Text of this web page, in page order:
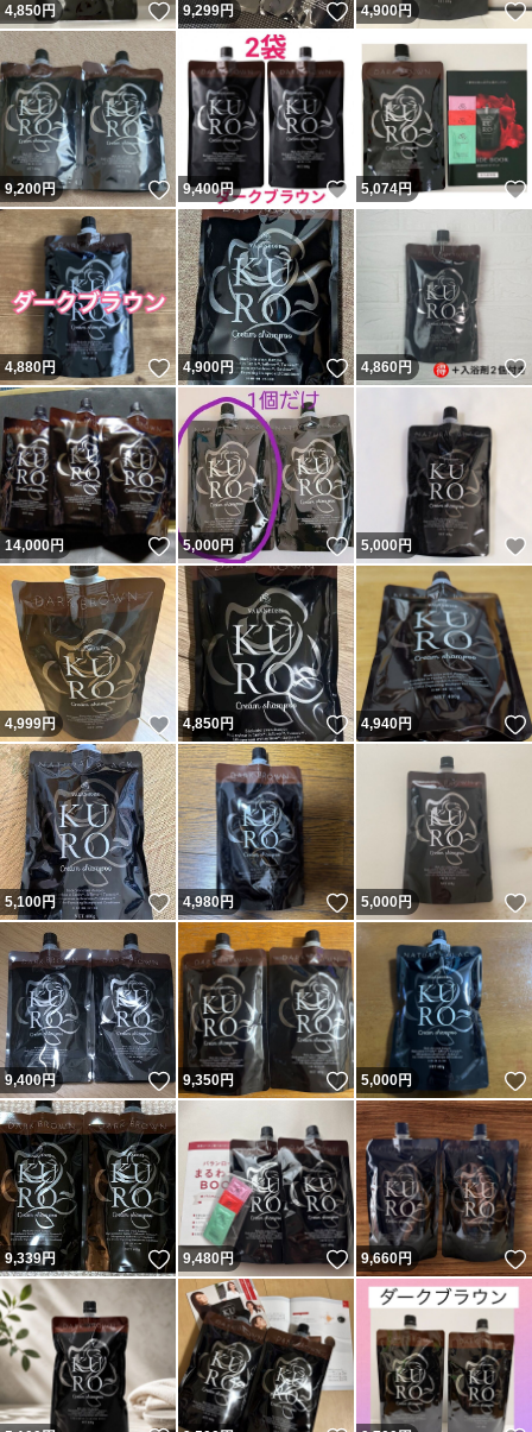
4,850円 いいね！
9,299円 いいね！
4,900円
9,200円 いいね！
9,400円 いいね！
5,074円
4,880円 いいね！
4,900円 いいね！
4,860円
14,000円 いいね！
5,000円 いいね！
5,000円
4,999円 いいね！
4,850円 いいね！
4,940円
5,100円 いいね！
4,980円 いいね！
5,000円
9,400円 いいね！
9,350円 いいね！
5,000円
9,339円 いいね！
9,480円 いいね！
9,660円